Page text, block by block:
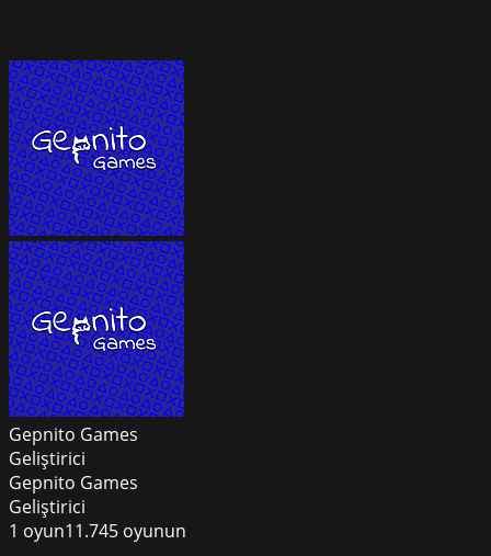
Gepnito Games
Geliştirici
Gepnito Games
Geliştirici
1 oyun11.745 oyunun